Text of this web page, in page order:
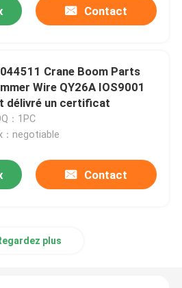
Contact
Crane Boom Parts
Wire QY26A IOS9001
délivré un certificat
：1PC
：negotiable
Contact
plus